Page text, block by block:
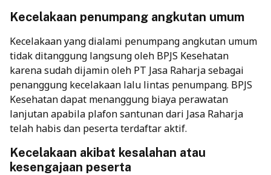
Kecelakaan penumpang angkutan umum
Kecelakaan yang dialami penumpang angkutan umum
tidak ditanggung langsung oleh BPJS Kesehatan
karena sudah dijamin oleh PT Jasa Raharja sebagai
penanggung kecelakaan lalu lintas penumpang. BPJS
Kesehatan dapat menanggung biaya perawatan
lanjutan apabila plafon santunan dari Jasa Raharja
telah habis dan peserta terdaftar aktif.
Kecelakaan akibat kesalahan atau
kesengajaan peserta